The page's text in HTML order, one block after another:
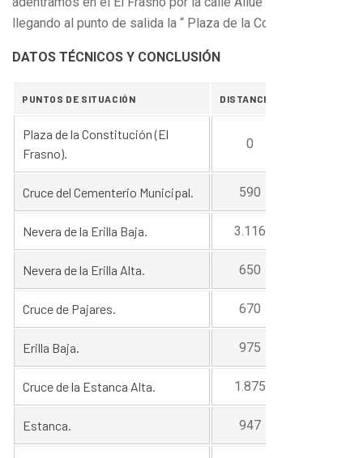
llegando al punto de salida la “ Plaza de la Constitución”.
DATOS TÉCNICOS Y CONCLUSIÓN
PUNTOS DE SITUACIÓN DISTANCIAS
Plaza de la Constitución (El
Frasno).
0
Cruce del Cementerio Municipal. 590
Nevera de la Erilla Baja. 3.116
Nevera de la Erilla Alta. 650
Cruce de Pajares. 670
Erilla Baja. 975
Cruce de la Estanca Alta. 1.875
Estanca. 947